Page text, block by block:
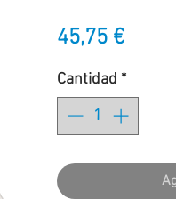
45,75 €
Cantidad *